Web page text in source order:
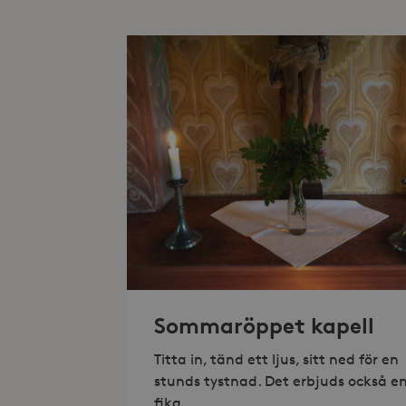
Sommaröppet kapell
Titta in, tänd ett ljus, sitt ned för en
stunds tystnad. Det erbjuds också
_gid
_gat_UA-19166681-1
_hjSession_868654
_fbp
_gcl_au
YSC
VISITOR_INFO1_LIVE